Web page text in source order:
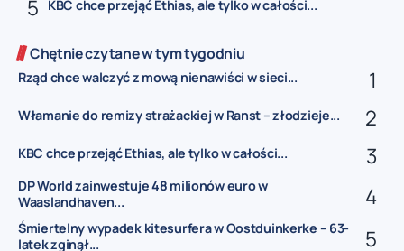
KBC chce przejąć Ethias, ale tylko w całości...
Chętnie czytane w tym tygodniu
Rząd chce walczyć z mową nienawiści w sieci...
Włamanie do remizy strażackiej w Ranst – złodzieje...
KBC chce przejąć Ethias, ale tylko w całości...
DP World zainwestuje 48 milionów euro w
Waaslandhaven...
Śmiertelny wypadek kitesurfera w Oostduinkerke – 63-
latek zginął...